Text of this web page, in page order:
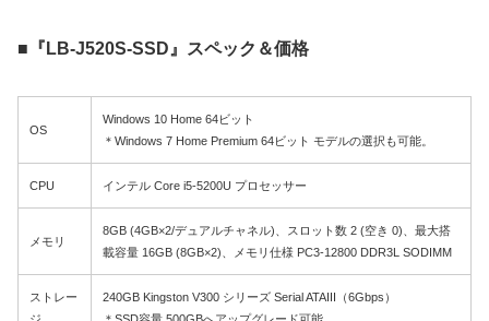
■『LB-J520S-SSD』スペック＆価格
OS
Windows 10 Home 64ビット
＊Windows 7 Home Premium 64ビット モデルの選択も可能。
CPU インテル Core i5-5200U プロセッサー
メモリ
8GB (4GB×2/デュアルチャネル)、スロット数 2 (空き 0)、最大搭
載容量 16GB (8GB×2)、メモリ仕様 PC3-12800 DDR3L SODIMM
ストレー
ジ
240GB Kingston V300 シリーズ Serial ATAIII（6Gbps）
＊SSD容量 500GBへアップグレード可能